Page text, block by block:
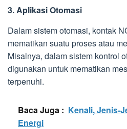
3. Aplikasi Otomasi
Dalam sistem otomasi, kontak
mematikan suatu proses atau
Misalnya, dalam sistem kontrol
digunakan untuk mematikan
terpenuhi.
Baca Juga : Kenali, Jenis-
Energi